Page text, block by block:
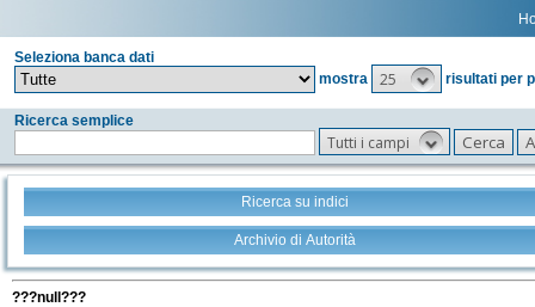
Seleziona banca dati
mostra
25 risultati per
Ricerca semplice
Tutti i campi
Ricerca su indici
Archivio di Autorità
???null???